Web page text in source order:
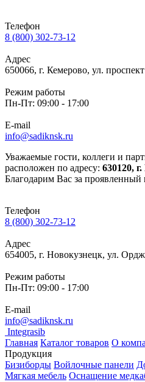
Телефон
8 (800) 302-73-12
Адрес
650066, г. Кемерово, ул.
Режим работы
Пн-Пт: 09:00 - 17:00
E-mail
info@sadiknsk.ru
Уважаемые гости, коллеги и
расположен по адресу: 630120,
Благодарим Вас за
Телефон
8 (800) 302-73-12
Адрес
654005, г. Новокузнецк, ул.
Режим работы
Пн-Пт: 09:00 - 17:00
E-mail
info@sadiknsk.ru
Integrasib
Главная Каталог товаров О
Продукция
Бизиборды Войлочные панели
Мягкая мебель Оснащение